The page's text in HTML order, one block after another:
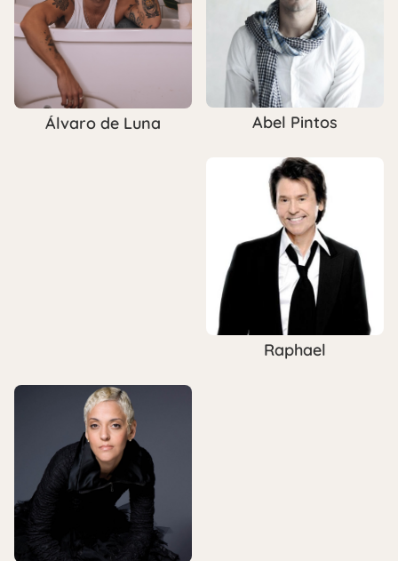
Álvaro de Luna Abel Pintos
Raphael